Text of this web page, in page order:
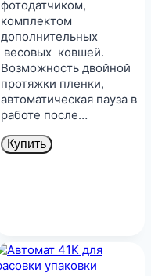
фотодатчиком,
комплектом
дополнительных
весовых ковшей.
Возможность двойной
протяжки пленки,
автоматическая пауза в
работе после…
Купить